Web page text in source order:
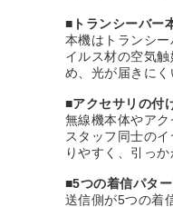
■トランシーバー
本機はトランシ
イルス材の空気
め、光が届きに
■アクセサリの付
無線機本体やア
スタッフ同士の
りやすく、引っ
■5つの着信パタ
送信側が5つの着